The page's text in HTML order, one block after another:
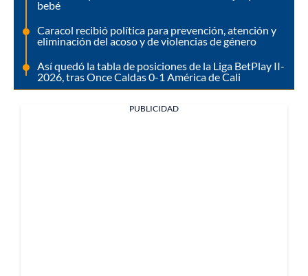
bebé
Caracol recibió política para prevención, atención y
eliminación del acoso y de violencias de género
Así quedó la tabla de posiciones de la Liga BetPlay II-
2026, tras Once Caldas 0-1 América de Cali
PUBLICIDAD